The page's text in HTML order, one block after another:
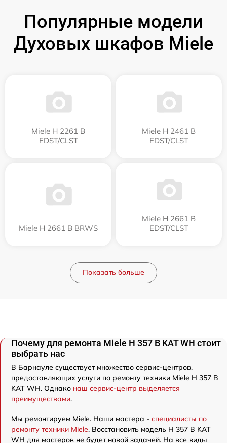
Популярные модели
Духовых шкафов Miele
Miele H 2261 B
EDST/CLST
Miele H 2461 B
EDST/CLST
Miele H 2661 B BRWS
Miele H 2661 B
EDST/CLST
Показать больше
Почему для ремонта Miele H 357 B KAT WH стоит
выбрать нас
В Барнауле существует множество сервис-центров,
предоставляющих услуги по ремонту техники Miele H 357 B
KAT WH. Однако наш сервис-центр выделяется
преимуществами.
Мы ремонтируем Miele. Наши мастера - специалисты по
ремонту техники Miele. Восстановить модель H 357 B KAT
WH для мастеров не будет новой задачей. На все виды